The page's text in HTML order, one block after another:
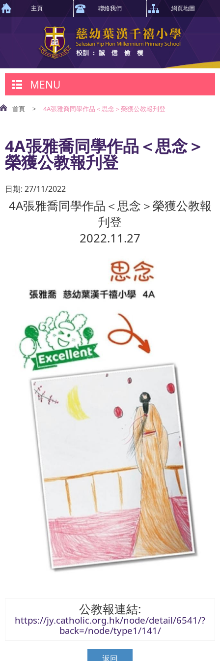
主頁 聯絡我們 網頁地圖
MENU
首頁 > 4A張雅喬同學作品＜思念＞榮獲公教報刋登
4A張雅喬同學作品＜思念＞
榮獲公教報刋登
日期: 27/11/2022
4A張雅喬同學作品＜思念＞榮獲公教報
刋登
2022.11.27
公教報連結:
https://jy.catholic.org.hk/node/detail/6541/?
back=/node/type1/141/
返回